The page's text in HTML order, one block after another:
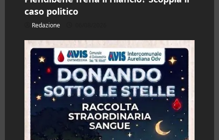
caso politico
Redazione